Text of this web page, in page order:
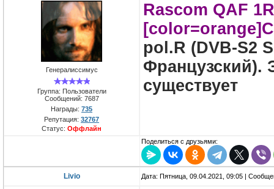
Генералиссимус
Группа: Пользователи
Сообщений: 7687
Награды: 735
Репутация: 32767
Статус: Оффлайн
Rascom QAF
pol.R (DVB-S2
Французский).
существует
Поделиться с друзьями:
Livio Дата: Пятница, 09.04.2021, 09:05 |